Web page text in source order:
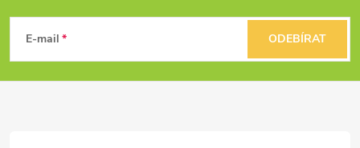
y
p
E-mail ODEBÍRAT